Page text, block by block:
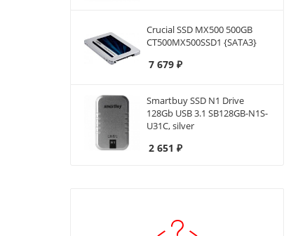
Crucial SSD MX500 500GB
CT500MX500SSD1 {SATA3}
7 679 ₽
Smartbuy SSD N1 Drive
128Gb USB 3.1 SB128GB-N1S-
U31C, silver
2 651 ₽